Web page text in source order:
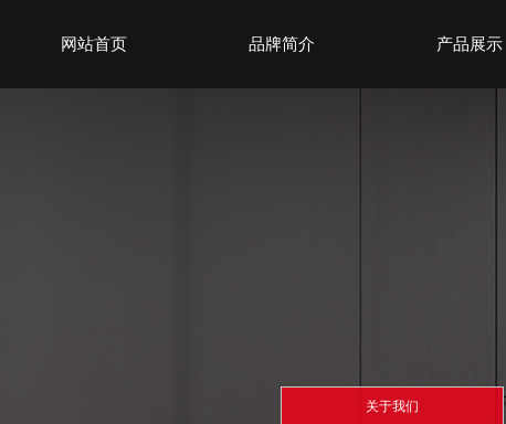
网站首页 品牌简介 产品展示
关于我们